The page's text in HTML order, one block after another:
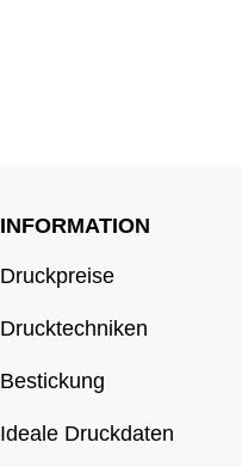
INFORMATION
Druckpreise
Drucktechniken
Bestickung
Ideale Druckdaten